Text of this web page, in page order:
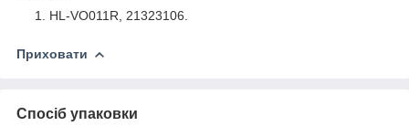
HL-VO011R, 21323106.
Приховати
Спосіб упаковки